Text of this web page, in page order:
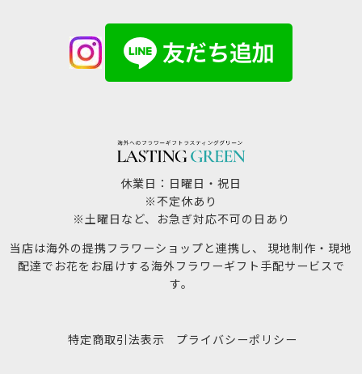
休業日：日曜日・祝日
※不定休あり
※土曜日など、お急ぎ対応不可の日あり
当店は海外の提携フラワーショップと連携し、 現地制作・現地
配達でお花をお届けする海外フラワーギフト手配サービスで
す。
特定商取引法表示 プライバシーポリシー